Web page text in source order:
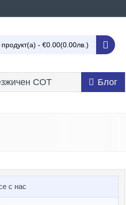
продукт(а) - €0.00(0.00лв.)
СОТ Блог
с нас